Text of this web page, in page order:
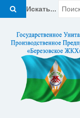
Искать...